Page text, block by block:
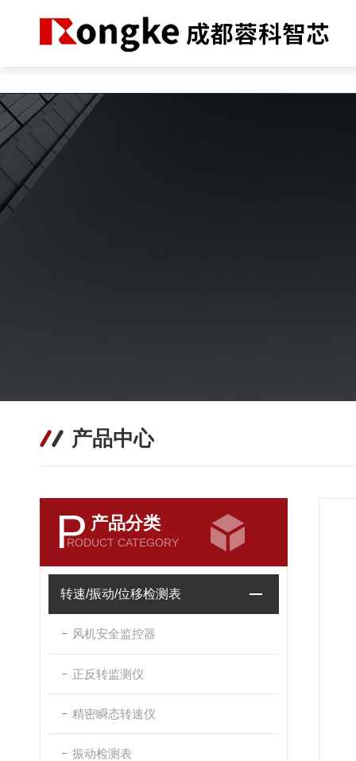
产品中心
P 产品分类
RODUCT CATEGORY
转速/振动/位移检测表
风机安全监控器
正反转监测仪
精密瞬态转速仪
振动检测表